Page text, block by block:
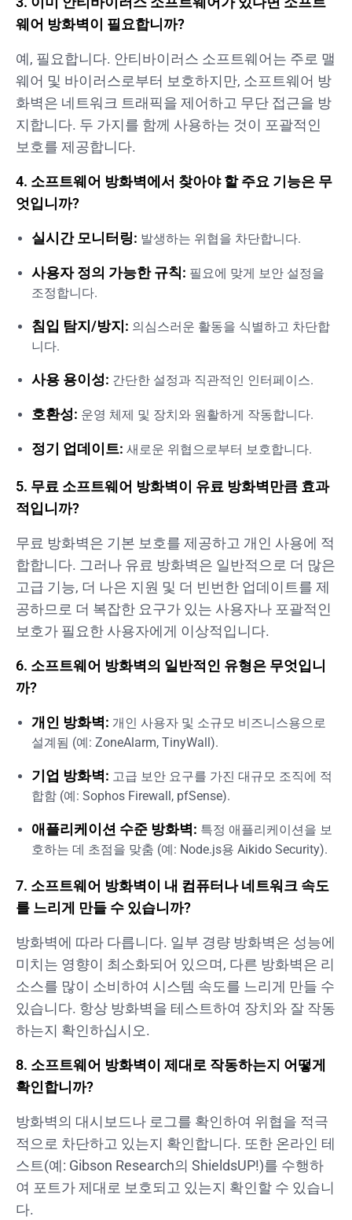
웨어 방화벽이 필요합니까?
예, 필요합니다. 안티바이러스 소프트웨어는 주로 맬
웨어 및 바이러스로부터 보호하지만, 소프트웨어 방
화벽은 네트워크 트래픽을 제어하고 무단 접근을 방
지합니다. 두 가지를 함께 사용하는 것이 포괄적인
보호를 제공합니다.
4. 소프트웨어 방화벽에서 찾아야 할 주요 기능은 무
엇입니까?
실시간 모니터링: 발생하는 위협을 차단합니다.
사용자 정의 가능한 규칙: 필요에 맞게 보안 설정을
조정합니다.
침입 탐지/방지: 의심스러운 활동을 식별하고 차단합
니다.
사용 용이성: 간단한 설정과 직관적인 인터페이스.
호환성: 운영 체제 및 장치와 원활하게 작동합니다.
정기 업데이트: 새로운 위협으로부터 보호합니다.
5. 무료 소프트웨어 방화벽이 유료 방화벽만큼 효과
적입니까?
무료 방화벽은 기본 보호를 제공하고 개인 사용에 적
합합니다. 그러나 유료 방화벽은 일반적으로 더 많은
고급 기능, 더 나은 지원 및 더 빈번한 업데이트를 제
공하므로 더 복잡한 요구가 있는 사용자나 포괄적인
보호가 필요한 사용자에게 이상적입니다.
6. 소프트웨어 방화벽의 일반적인 유형은 무엇입니
까?
개인 방화벽: 개인 사용자 및 소규모 비즈니스용으로
설계됨 (예: ZoneAlarm, TinyWall).
기업 방화벽: 고급 보안 요구를 가진 대규모 조직에 적
합함 (예: Sophos Firewall, pfSense).
애플리케이션 수준 방화벽: 특정 애플리케이션을 보
호하는 데 초점을 맞춤 (예: Node.js용 Aikido Security).
7. 소프트웨어 방화벽이 내 컴퓨터나 네트워크 속도
를 느리게 만들 수 있습니까?
방화벽에 따라 다릅니다. 일부 경량 방화벽은 성능에
미치는 영향이 최소화되어 있으며, 다른 방화벽은 리
소스를 많이 소비하여 시스템 속도를 느리게 만들 수
있습니다. 항상 방화벽을 테스트하여 장치와 잘 작동
하는지 확인하십시오.
8. 소프트웨어 방화벽이 제대로 작동하는지 어떻게
확인합니까?
방화벽의 대시보드나 로그를 확인하여 위협을 적극
적으로 차단하고 있는지 확인합니다. 또한 온라인 테
스트(예: Gibson Research의 ShieldsUP!)를 수행하
여 포트가 제대로 보호되고 있는지 확인할 수 있습니
다.